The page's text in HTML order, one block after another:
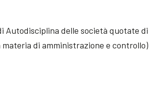
Autodisciplina delle società quotate di
materia di amministrazione e controllo)